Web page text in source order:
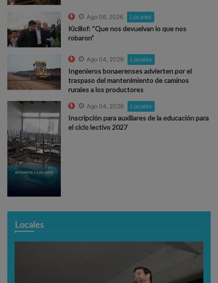
Ago 06, 2026 Locales
Kicillof: “Que nos devuelvan lo que nos
robaron”
Ago 04, 2026 Locales
Ingenieros bonaerenses advierten por el
traspaso del mantenimiento de caminos
rurales a los productores
Ago 04, 2026 Locales
Inscripción para auxiliares de la educación para
el ciclo lectivo 2027
Locales